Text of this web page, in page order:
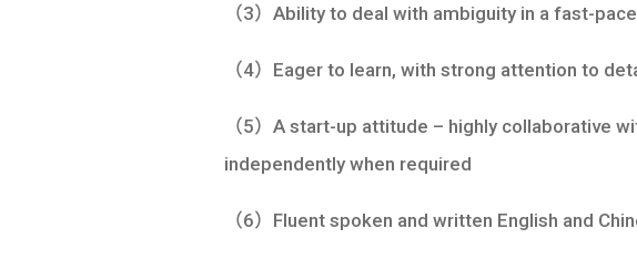
（3）Ability to deal with ambiguity in a fast-
（4）Eager to learn, with strong attention to
（5）A start-up attitude – highly collaborative
independently when required
（6）Fluent spoken and written English and